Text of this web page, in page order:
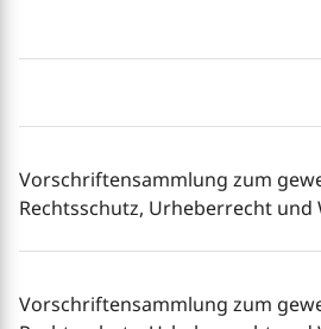
Vorschriftensammlung zum
Rechtsschutz, Urheberrecht
Vorschriftensammlung zum